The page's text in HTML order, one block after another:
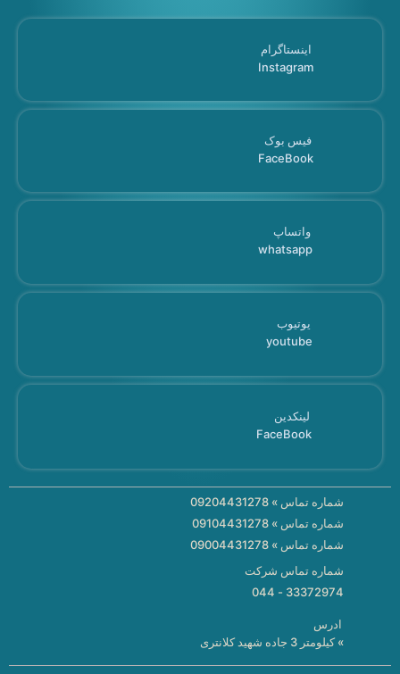
اینستاگرام
Instagram
فیس بوک
FaceBook
واتساپ
whatsapp
یوتیوب
youtube
لینکدین
FaceBook
شماره تماس » 09204431278
شماره تماس » 09104431278
شماره تماس » 09004431278
شماره تماس شرکت
33372974 - 044
ادرس
» کیلومتر 3 جاده شهید کلانتری